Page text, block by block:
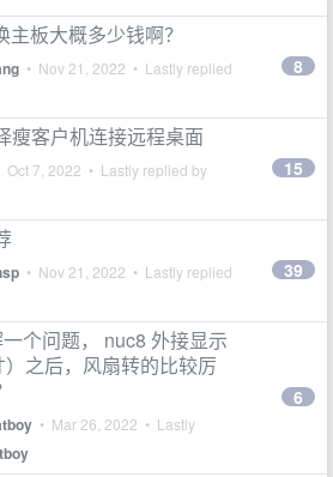
板大概多少钱啊？
• Nov 21, 2022 • Lastly replied
8
瘦客户机连接远程桌面
Oct 7, 2022 • Lastly replied by 15
• Nov 21, 2022 • Lastly replied
39
个问题， nuc8 外接显示
之后，风扇转的比较厉
• Mar 26, 2022 • Lastly
6